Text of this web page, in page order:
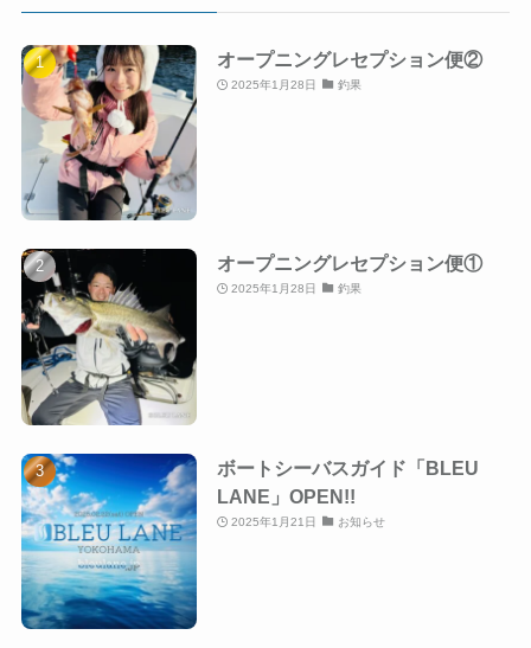
オープニングレセプション便②
2025年1月28日 釣果
オープニングレセプション便①
2025年1月28日 釣果
ボートシーバスガイド「BLEU
LANE」OPEN!!
2025年1月21日 お知らせ